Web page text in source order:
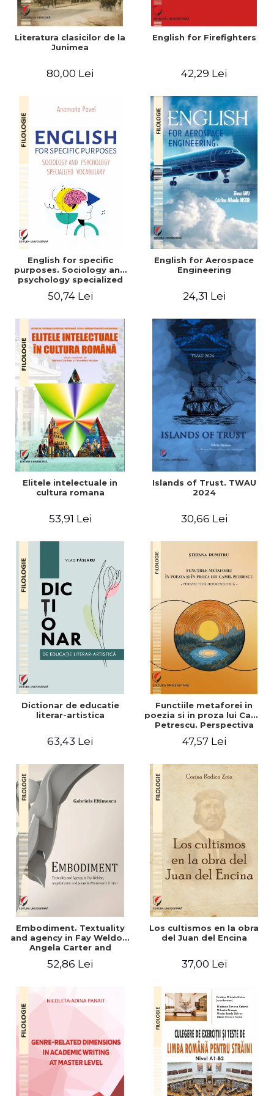
Literatura clasicilor de la
Junimea
80,00 Lei
English for Firefighters
42,29 Lei
English for specific
purposes. Sociology and
psychology specialized
50,74 Lei
English for Aerospace
Engineering
24,31 Lei
Elitele intelectuale in
cultura romana
53,91 Lei
Islands of Trust. TWAU
2024
30,66 Lei
Dictionar de educatie
literar-artistica
63,43 Lei
Functiile metaforei in
poezia si in proza lui Camil
Petrescu. Perspectiva
47,57 Lei
Embodiment. Textuality
and agency in Fay Weldon,
Angela Carter and
fiction
52,86 Lei
Los cultismos en la obra
del Juan del Encina
37,00 Lei